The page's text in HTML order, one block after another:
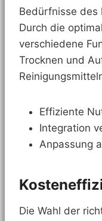
Bedürfnisse des
Durch die
verschiedene
Trocknen und
Effiziente
Integration
Anpassung
Die Wahl der